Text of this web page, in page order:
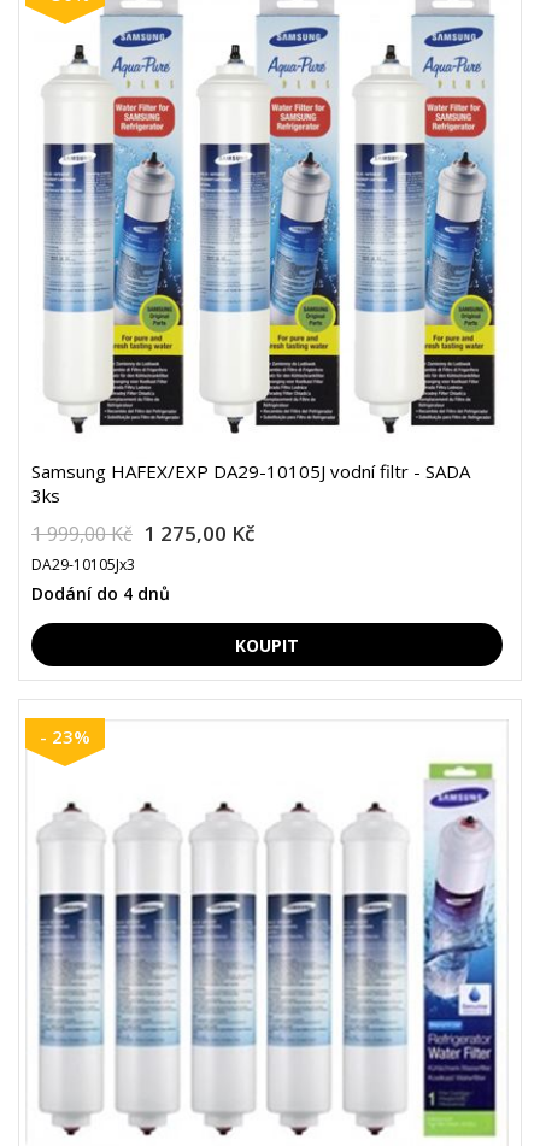
Samsung HAFEX/EXP DA29-10105J vodní filtr - SADA
3ks
1 999,00 Kč 1 275,00 Kč
DA29-10105Jx3
Dodání do 4 dnů
- 23%